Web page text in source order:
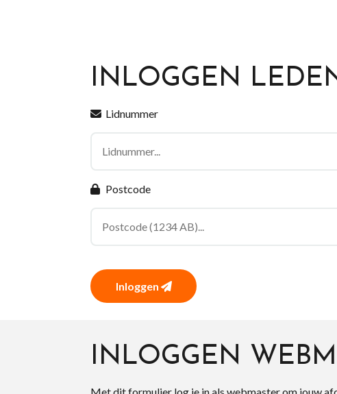
INLOGGEN
Lidnummer
Postcode
Inloggen
INLOGGEN